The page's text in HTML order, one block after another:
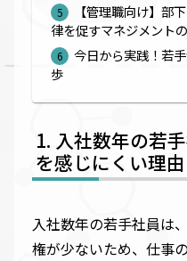
【管理職向け】部
律を促すマネジメント
今日から実践！若
歩
入社数年の若
を感じにくい理
入社数年の若手社員は
権が少ないため、仕事